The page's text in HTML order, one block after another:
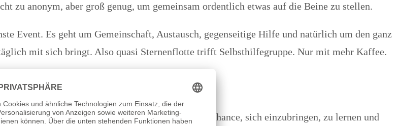
zu anonym, aber groß genug, um gemeinsam ordentlich etwas auf die Beine zu stellen.
Event. Es geht um Gemeinschaft, Austausch, gegenseitige Hilfe und natürlich um den ganz
mit sich bringt. Also quasi Sternenflotte trifft Selbsthilfegruppe. Nur mit mehr Kaffee.
Admiral: Bei uns bekommt jeder die Chance, sich einzubringen, zu lernen und